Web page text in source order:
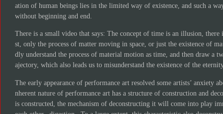
ation of human beings lies in the limited way of existence, and such a
without beginning and end.
There is a small video that says: The concept of time is an illusion,
st, only the process of matter moving in space, or just the existence of
dly understand the process of material motion as time, and then draw a
ajectory, which also leads us to misunderstand the existence of the
The early appearance of performance art resolved some artists’ anxiety
nherent nature of performance art has a structure of construction and
is constructed, the mechanism of deconstructing it will come into play